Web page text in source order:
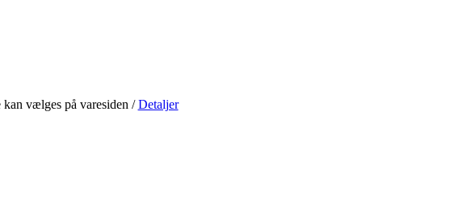
vælges på varesiden / Detaljer